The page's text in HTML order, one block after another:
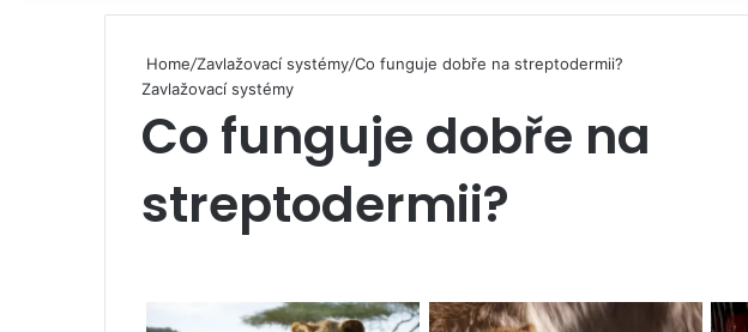
Home/Zavlažovací systémy/Co funguje dobře na streptodermii?
Zavlažovací systémy
Co funguje dobře na
streptodermii?